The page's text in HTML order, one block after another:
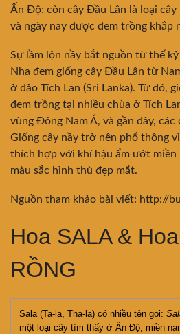
Ấn Độ; còn cây Đầu Lân là loại
và ngày nay được đem trồng khắp
Sự lầm lộn nầy bắt nguồn từ thế
Nha đem giống cây Đầu Lân từ
ở đảo Tích Lan (Sri Lanka). Từ đó,
đem trồng tại nhiều chùa ở Tích
vùng Đông Nam Á, và gần đây, các
Giống cây nầy trở nên phổ thông
thích hợp với khí hậu ẩm ướt
màu sắc hình thù đẹp mắt.
Nguồn tham khảo bài viết: http://
Hoa SALA &
RỒNG
Sala (Ta-la, Tha-la) có nhiều tên gọi:
một loại cây tìm thấy ở Ấn Độ, miền